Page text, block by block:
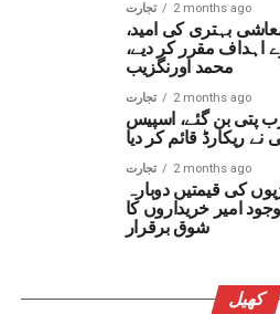
تجارت 2 months ago
بہتری کی امید،
کے لیے بڑے اہداف مقرر کر دیے،
محمد اورنگزیب
تجارت 2 months ago
پتی بن گئے، اسپیس
ریکارڈ قائم کر دیا
تجارت 2 months ago
کی قیمتیں دوبارہ
امیر خریداروں کا
شوق برقرار
کھیل